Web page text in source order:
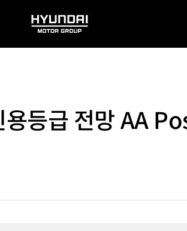
HYUNDAI
MOTOR
용등급 전망 AA